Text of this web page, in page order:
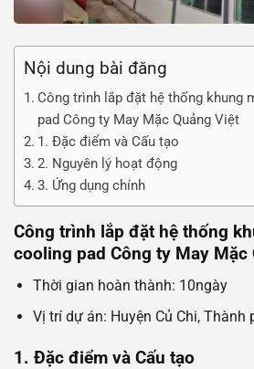
Nội dung bài đăng
Công trình lắp đặt hệ thống khung
pad Công ty May Mặc Quảng Việt
1. Đặc điểm và Cấu tạo
2. Nguyên lý hoạt động
3. Ứng dụng chính
Công trình lắp đặt hệ thống
cooling pad Công ty May Mặc
Thời gian hoàn thành: 10ngày
Vị trí dự án: Huyện Củ Chi, Thành
1. Đặc điểm và Cấu tạo